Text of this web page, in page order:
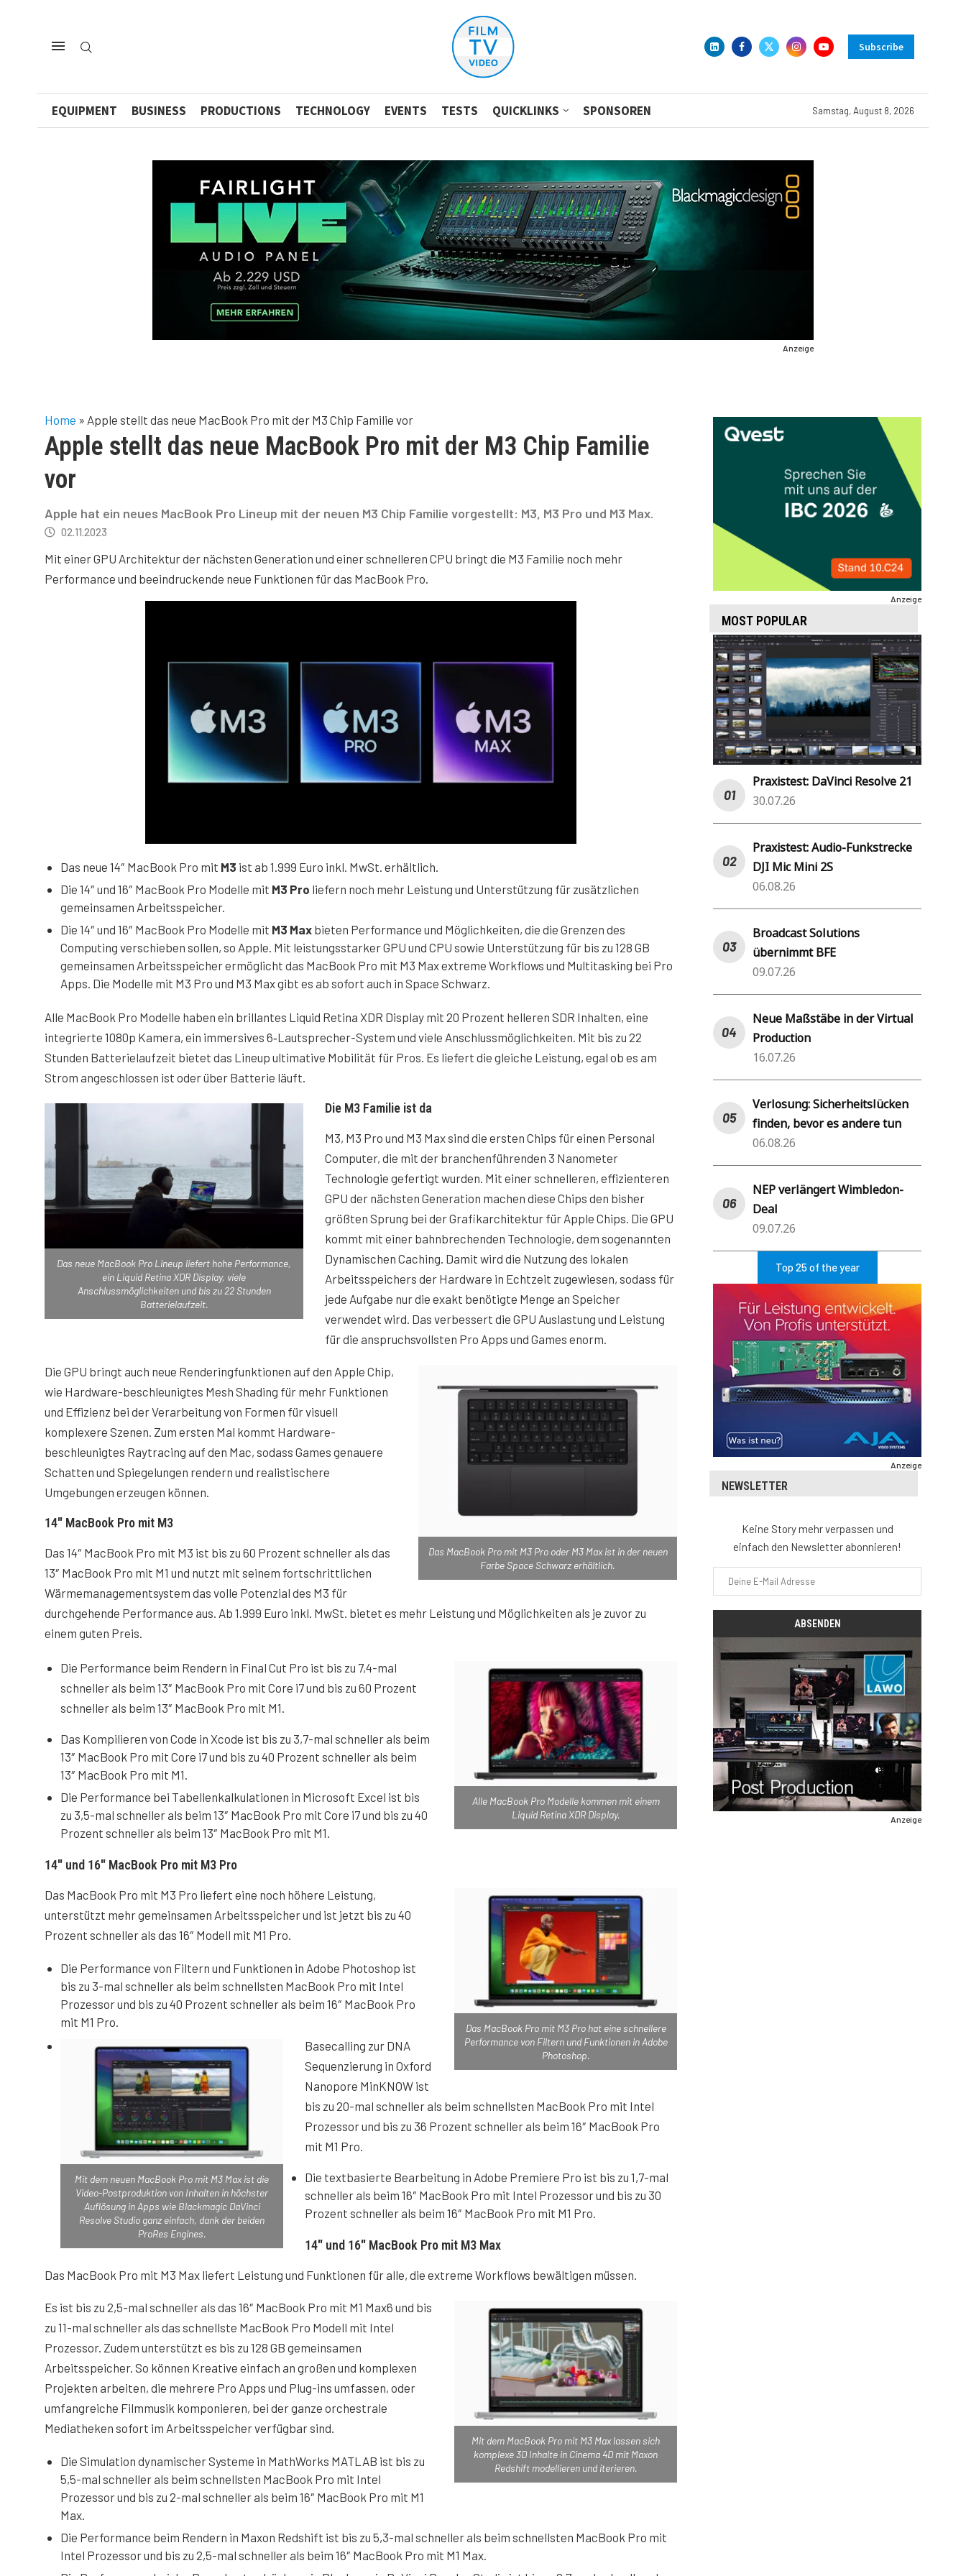
Subscribe
EQUIPMENT BUSINESS PRODUCTIONS TECHNOLOGY EVENTS TESTS QUICKLINKS SPONSOREN Samstag, August 8, 2026
Anzeige
Home » Apple stellt das neue MacBook Pro mit der M3 Chip Familie vor
Apple stellt das neue MacBook Pro mit der M3 Chip Familie
vor
Apple hat ein neues MacBook Pro Lineup mit der neuen M3 Chip Familie vorgestellt: M3, M3 Pro und M3 Max.
02.11.2023
Mit einer GPU Architektur der nächsten Generation und einer schnelleren CPU bringt die M3 Familie noch mehr
Performance und beeindruckende neue Funktionen für das MacBook Pro.
Das neue 14″ MacBook Pro mit M3 ist ab 1.999 Euro inkl. MwSt. erhältlich.
Die 14″ und 16″ MacBook Pro Modelle mit M3 Pro liefern noch mehr Leistung und Unterstützung für zusätzlichen
gemeinsamen Arbeitsspeicher.
Die 14″ und 16″ MacBook Pro Modelle mit M3 Max bieten Performance und Möglichkeiten, die die Grenzen des
Computing verschieben sollen, so Apple. Mit leistungsstarker GPU und CPU sowie Unterstützung für bis zu 128 GB
gemeinsamen Arbeitsspeicher ermöglicht das MacBook Pro mit M3 Max extreme Workflows und Multitasking bei Pro
Apps. Die Modelle mit M3 Pro und M3 Max gibt es ab sofort auch in Space Schwarz.
Alle MacBook Pro Modelle haben ein brillantes Liquid Retina XDR Display mit 20 Prozent helleren SDR Inhalten, eine
integrierte 1080p Kamera, ein immersives 6‑Lautsprecher-System und viele Anschlussmöglichkeiten. Mit bis zu 22
Stunden Batterielaufzeit bietet das Lineup ultimative Mobilität für Pros. Es liefert die gleiche Leistung, egal ob es am
Strom angeschlossen ist oder über Batterie läuft.
Das neue MacBook Pro Lineup liefert hohe Performance,
ein Liquid Retina XDR Display, viele
Anschlussmöglichkeiten und bis zu 22 Stunden
Batterielaufzeit.
Die M3 Familie ist da
M3, M3 Pro und M3 Max sind die ersten Chips für einen Personal
Computer, die mit der branchenführenden 3 Nanometer
Technologie gefertigt wurden. Mit einer schnelleren, effizienteren
GPU der nächsten Generation machen diese Chips den bisher
größten Sprung bei der Grafikarchitektur für Apple Chips. Die GPU
kommt mit einer bahnbrechenden Technologie, dem sogenannten
Dynamischen Caching. Damit wird die Nutzung des lokalen
Arbeitsspeichers der Hardware in Echtzeit zugewiesen, sodass für
jede Aufgabe nur die exakt benötigte Menge an Speicher
verwendet wird. Das verbessert die GPU Auslastung und Leistung
für die anspruchsvollsten Pro Apps und Games enorm.
Das MacBook Pro mit M3 Pro oder M3 Max ist in der neuen
Farbe Space Schwarz erhältlich.
Die GPU bringt auch neue Renderingfunktionen auf den Apple Chip,
wie Hardware-beschleunigtes Mesh Shading für mehr Funktionen
und Effizienz bei der Verarbeitung von Formen für visuell
komplexere Szenen. Zum ersten Mal kommt Hardware-
beschleunigtes Raytracing auf den Mac, sodass Games genauere
Schatten und Spiegelungen rendern und realistischere
Umgebungen erzeugen können.
14″ MacBook Pro mit M3
Das 14″ MacBook Pro mit M3 ist bis zu 60 Prozent schneller als das
13″ MacBook Pro mit M1 und nutzt mit seinem fort­schritt­lichen
Wärme­management­system das volle Potenzial des M3 für
durchgehende Performance aus. Ab 1.999 Euro inkl. MwSt. bietet es mehr Leistung und Möglichkeiten als je zuvor zu
einem guten Preis.
Alle MacBook Pro Modelle kommen mit einem
Liquid Retina XDR Display.
Die Performance beim Rendern in Final Cut Pro ist bis zu 7,4-mal
schneller als beim 13″ MacBook Pro mit Core i7 und bis zu 60 Prozent
schneller als beim 13″ MacBook Pro mit M1.
Das Kompilieren von Code in Xcode ist bis zu 3,7-mal schneller als beim
13″ MacBook Pro mit Core i7 und bis zu 40 Prozent schneller als beim
13″ MacBook Pro mit M1.
Die Performance bei Tabellen­kalkulationen in Microsoft Excel ist bis
zu 3,5-mal schneller als beim 13″ MacBook Pro mit Core i7 und bis zu 40
Prozent schneller als beim 13″ MacBook Pro mit M1.
14″ und 16″ MacBook Pro mit M3 Pro
Das MacBook Pro mit M3 Pro hat eine schnellere
Performance von Filtern und Funktionen in Adobe
Photoshop.
Das MacBook Pro mit M3 Pro liefert eine noch höhere Leistung,
unterstützt mehr gemeinsamen Arbeitsspeicher und ist jetzt bis zu 40
Prozent schneller als das 16″ Modell mit M1 Pro.
Die Performance von Filtern und Funktionen in Adobe Photoshop ist
bis zu 3-mal schneller als beim schnellsten MacBook Pro mit Intel
Prozessor und bis zu 40 Prozent schneller als beim 16″ MacBook Pro
mit M1 Pro.
Mit dem neuen MacBook Pro mit M3 Max ist die
Video-Postproduktion von Inhalten in höchster
Auflösung in Apps wie Blackmagic DaVinci
Resolve Studio ganz einfach, dank der beiden
ProRes Engines.
Basecalling zur DNA
Sequenzierung in Oxford
Nanopore MinKNOW ist
bis zu 20-mal schneller als beim schnellsten MacBook Pro mit Intel
Prozessor und bis zu 36 Prozent schneller als beim 16″ MacBook Pro
mit M1 Pro.
Die textbasierte Bearbeitung in Adobe Premiere Pro ist bis zu 1,7-mal
schneller als beim 16″ MacBook Pro mit Intel Prozessor und bis zu 30
Prozent schneller als beim 16″ MacBook Pro mit M1 Pro.
14″ und 16″ MacBook Pro mit M3 Max
Das MacBook Pro mit M3 Max liefert Leistung und Funktionen für alle, die extreme Workflows bewältigen müssen.
Mit dem MacBook Pro mit M3 Max lassen sich
komplexe 3D Inhalte in Cinema 4D mit Maxon
Redshift modellieren und iterieren.
Es ist bis zu 2,5-mal schneller als das 16″ MacBook Pro mit M1 Max6 und bis
zu 11-mal schneller als das schnellste MacBook Pro Modell mit Intel
Prozessor. Zudem unterstützt es bis zu 128 GB gemeinsamen
Arbeitsspeicher. So können Kreative einfach an großen und komplexen
Projekten arbeiten, die mehrere Pro Apps und Plug-ins umfassen, oder
umfangreiche Filmmusik komponieren, bei der ganze orchestrale
Mediatheken sofort im Arbeitsspeicher verfügbar sind.
Die Simulation dynamischer Systeme in MathWorks MATLAB ist bis zu
5,5-mal schneller als beim schnellsten MacBook Pro mit Intel
Prozessor und bis zu 2-mal schneller als beim 16″ MacBook Pro mit M1
Max.
Die Performance beim Rendern in Maxon Redshift ist bis zu 5,3-mal schneller als beim schnellsten MacBook Pro mit
Intel Prozessor und bis zu 2,5-mal schneller als beim 16″ MacBook Pro mit M1 Max.
Anzeige
MOST POPULAR
Praxistest: DaVinci Resolve 21
30.07.26
Praxistest: Audio-Funkstrecke
DJI Mic Mini 2S
06.08.26
Broadcast Solutions
übernimmt BFE
09.07.26
Neue Maßstäbe in der Virtual
Production
16.07.26
Verlosung: Sicherheitslücken
finden, bevor es andere tun
06.08.26
NEP verlängert Wimbledon-
Deal
09.07.26
Top 25 of the year
Anzeige
NEWSLETTER
Keine Story mehr verpassen und
einfach den Newsletter abonnieren!
Anzeige